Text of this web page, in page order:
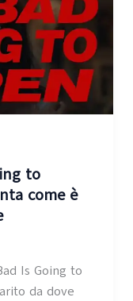
to
come è
Is Going to
da dove